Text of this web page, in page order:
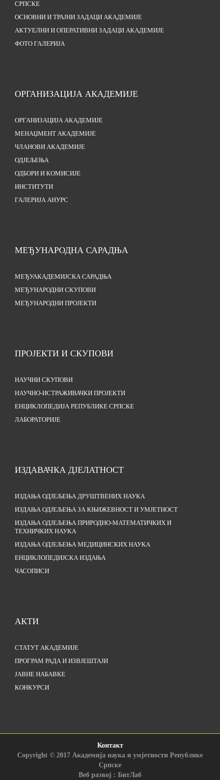
СРПСКЕ
ОСНОВНИ И ТРАЈНИ ЗАДАЦИ АКАДЕМИЈЕ
АКТУЕЛНИ И ОПЕРАТИВНИ ЗАДАЦИ АКАДЕМИЈЕ
ФОТО ГАЛЕРИЈА
ОРГАНИЗАЦИЈА АКАДЕМИЈЕ
ОРГАНИЗАЦИЈА АКАДЕМИЈЕ
МЕНАЏМЕНТ АКАДЕМИЈЕ
ЧЛАНОВИ АКАДЕМИЈЕ
ОДЈЕЉЕЊА
ОДБОРИ И КОМИСИЈЕ
ИНСТИТУТИ
ГАЛЕРИЈА АНУРС
МЕЂУНАРОДНА САРАДЊА
МЕЂУАКАДЕМИЈСКА САРАДЊА
МЕЂУНАРОДНИ СКУПОВИ
МЕЂУНАРОДНИ ПРОЈЕКТИ
ПРОЈЕКТИ И СКУПОВИ
НАУЧНИ СКУПОВИ
НАУЧНО-ИСТРАЖИВАЧКИ ПРОЈЕКТИ
ЕНЦИКЛОПЕДИЈА РЕПУБЛИКЕ СРПСКЕ
ЛАБОРАТОРИЈЕ
ИЗДАВАЧКА ДЈЕЛАТНОСТ
ИЗДАЊА ОДЈЕЉЕЊА ДРУШТВЕНИХ НАУКА
ИЗДАЊА ОДЈЕЉЕЊА ЗА КЊИЖЕВНОСТ И УМЈЕТНОСТ
ИЗДАЊА ОДЈЕЉЕЊА ПРИРОДНО-МАТЕМАТИЧКИХ И
ТЕХНИЧКИХ НАУКА
ИЗДАЊА ОДЈЕЉЕЊА МЕДИЦИНСКИХ НАУКА
ЕНЦИКЛОПЕДИЈСКА ИЗДАЊА
ЧАСОПИСИ
АКТИ
СТАТУТ АКАДЕМИЈЕ
ПРОГРАМ РАДА И ИЗВЈЕШТАЈИ
ЈАВНЕ НАБАВКЕ
КОНКУРСИ
Контакт
Copyright © 2017 Академија наука и умјетности Републике
Српске
Веб развој : БитЛаб